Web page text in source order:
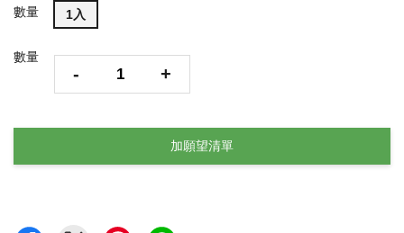
數量 1入
數量
- +
加願望清單